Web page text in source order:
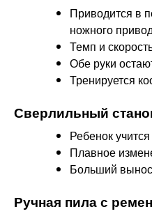
Приводится в
ножного
Темп и
Обе руки
Тренируется
Сверлильный
Ребенок
Плавное
Больший
Ручная пила с